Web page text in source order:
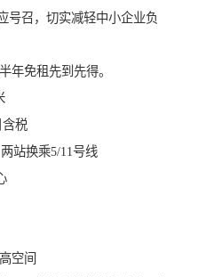
号召，切实减轻中小企业负
年免租先到先得。
含税
站换乘5/11号线
空间